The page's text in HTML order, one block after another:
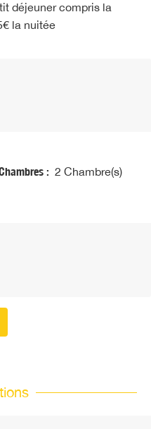
déjeuner compris la
la nuitée
: 2 Chambre(s)